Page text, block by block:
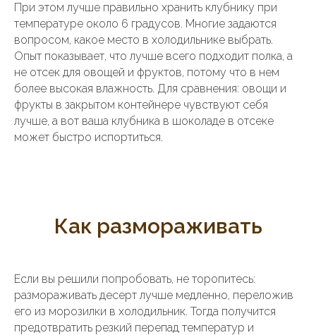
При этом лучше правильно хранить клубнику при
температуре около 6 градусов. Многие задаются
вопросом, какое место в холодильнике выбрать.
Опыт показывает, что лучше всего подходит полка, а
не отсек для овощей и фруктов, потому что в нем
более высокая влажность. Для сравнения: овощи и
фрукты в закрытом контейнере чувствуют себя
лучше, а вот ваша клубника в шоколаде в отсеке
может быстро испортиться.
Как размораживать
Если вы решили попробовать, не торопитесь:
размораживать десерт лучше медленно, переложив
его из морозилки в холодильник. Тогда получится
предотвратить резкий перепад температур и